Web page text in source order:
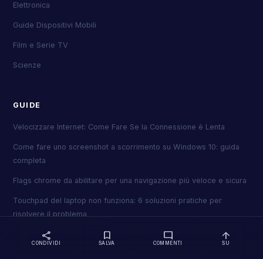
share
CONDIVIDI
bookmark
SALVA
mode_comment
COMMENTI
arrow_upward
SU
Elettronica
Guide Dispositivi Mobili
Film e Serie TV
Scienze
GUIDE
Velocizzare Internet: Come Fare Se la Connessione è Lenta
Come fare uno screenshot a scorrimento su Windows 10: guida
completa
Flags chrome da abilitare per una navigazione più veloce e sicura
Touchpad del laptop non funziona: 6 soluzioni pratiche per
risolvere il problema